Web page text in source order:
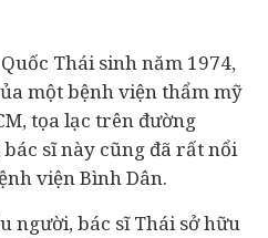
Thái sinh năm 1974,
một bệnh viện thẩm mỹ
tọa lạc trên đường
sĩ này cũng đã rất nổi
viện Bình Dân.
người, bác sĩ Thái sở hữu